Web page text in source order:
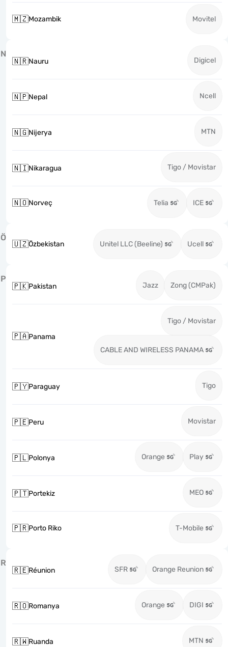
🇲🇿Mozambik Movitel
N
🇳🇷Nauru Digicel
🇳🇵Nepal Ncell
🇳🇬Nijerya MTN
🇳🇮Nikaragua Tigo / Movistar
🇳🇴Norveç Telia ICE
Ö
🇺🇿Özbekistan Unitel LLC (Beeline) Ucell
P
🇵🇰Pakistan Jazz Zong (CMPak)
🇵🇦Panama
Tigo / Movistar
CABLE AND WIRELESS PANAMA
🇵🇾Paraguay Tigo
🇵🇪Peru Movistar
🇵🇱Polonya Orange Play
🇵🇹Portekiz MEO
🇵🇷Porto Riko T-Mobile
R
🇷🇪Réunion SFR Orange Reunion
🇷🇴Romanya Orange DIGI
🇷🇼Ruanda MTN